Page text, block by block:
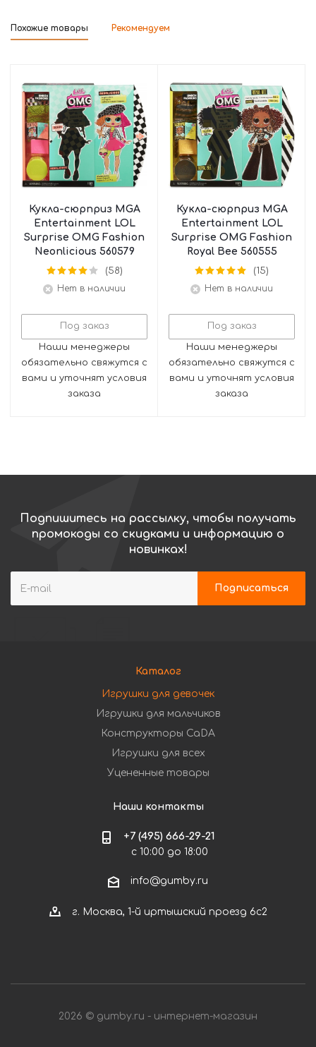
Похожие товары Рекомендуем
Кукла-сюрприз MGA
Entertainment LOL
Surprise OMG Fashion
Neonlicious 560579
(58)
Нет в наличии
Под заказ
Наши менеджеры
обязательно свяжутся с
вами и уточнят условия
заказа
Кукла-сюрприз MGA
Entertainment LOL
Surprise OMG Fashion
Royal Bee 560555
(15)
Нет в наличии
Под заказ
Наши менеджеры
обязательно свяжутся с
вами и уточнят условия
заказа
Подпишитесь на рассылку, чтобы получать
промокоды со скидками и информацию о
новинках!
Каталог
Игрушки для девочек
Игрушки для мальчиков
Конструкторы CaDA
Игрушки для всех
Уцененные товары
Наши контакты
+7 (495) 666-29-21
с 10:00 до 18:00
info@gumby.ru
г. Москва, 1-й иртышский проезд 6с2
2026 © gumby.ru - интернет-магазин